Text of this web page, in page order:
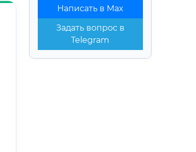
Написать в Max
Задать вопрос в
Telegram